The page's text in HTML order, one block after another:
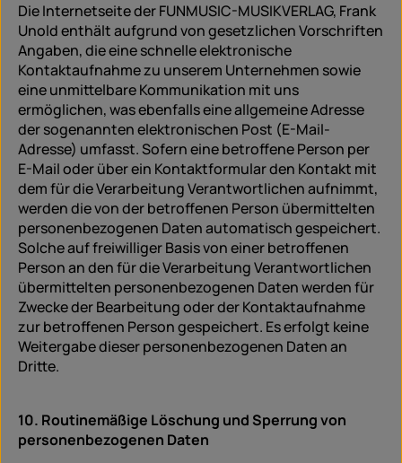
Die Internetseite der FUNMUSIC-MUSIKVERLAG, Frank
Unold enthält aufgrund von gesetzlichen Vorschriften
Angaben, die eine schnelle elektronische
Kontaktaufnahme zu unserem Unternehmen sowie
eine unmittelbare Kommunikation mit uns
ermöglichen, was ebenfalls eine allgemeine Adresse
der sogenannten elektronischen Post (E-Mail-
Adresse) umfasst. Sofern eine betroffene Person per
E-Mail oder über ein Kontaktformular den Kontakt mit
dem für die Verarbeitung Verantwortlichen aufnimmt,
werden die von der betroffenen Person übermittelten
personenbezogenen Daten automatisch gespeichert.
Solche auf freiwilliger Basis von einer betroffenen
Person an den für die Verarbeitung Verantwortlichen
übermittelten personenbezogenen Daten werden für
Zwecke der Bearbeitung oder der Kontaktaufnahme
zur betroffenen Person gespeichert. Es erfolgt keine
Weitergabe dieser personenbezogenen Daten an
Dritte.
10. Routinemäßige Löschung und Sperrung von
personenbezogenen Daten